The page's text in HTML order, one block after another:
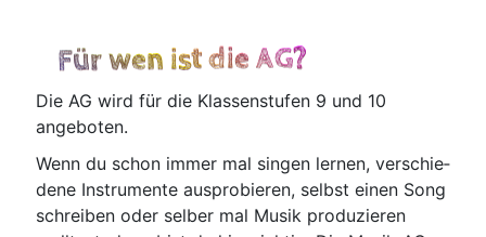
Für wen ist die AG?
Die AG wird für die Klas­sen­stu­fen 9 und 10
angeboten.
Wenn du schon immer mal sin­gen ler­nen, ver­schie­
de­ne Instru­men­te aus­pro­bie­ren, selbst einen Song
schrei­ben oder sel­ber mal Musik pro­du­zie­ren